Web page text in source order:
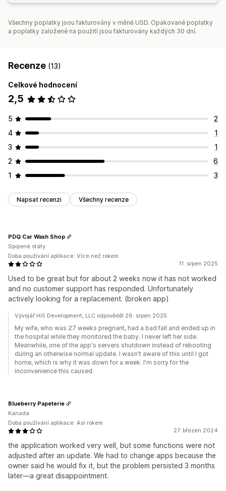
Všechny poplatky jsou fakturovány v měně USD. Opakované poplatky
a poplatky založené na použití jsou fakturovány každých 30 dní.
Recenze (13)
Celkové hodnocení
2,5
5
2
4
1
3
1
2
6
1
3
Napsat recenzi Všechny recenze
11. srpen 2025
Used to be great but for about 2 weeks now it has not worked
and no customer support has responded. Unfortunately
actively looking for a replacement. (broken app)
PDQ Car Wash Shop
Spojené státy
Doba používání aplikace: Více než rokem
Vývojář Hi5 Development, LLC odpověděl 26. srpen 2025
My wife, who was 27 weeks pregnant, had a bad fall and ended up in
the hospital while they monitored the baby. I never left her side.
Meanwhile, one of the app's servers shutdown instead of rebooting
during an otherwise normal update. I wasn't aware of this until I got
home, which is why it was down for a week. I'm sorry for the
inconvenience this caused.
27. březen 2024
the application worked very well, but some functions were not
adjusted after an update. We had to change apps because the
owner said he would fix it, but the problem persisted 3 months
later—a great disappointment.
Blueberry Papeterie
Kanada
Doba používání aplikace: Asi rokem